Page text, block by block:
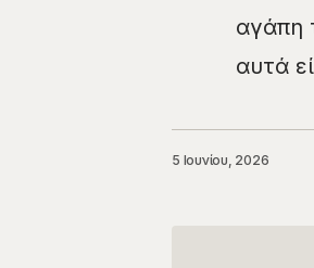
αγάπη
αυτά
5 Ιουνίου, 2026